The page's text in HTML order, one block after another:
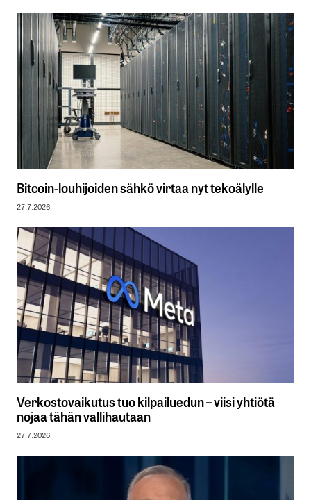
Bitcoin-louhijoiden sähkö virtaa nyt tekoälylle
27.7.2026
Verkostovaikutus tuo kilpailuedun – viisi yhtiötä
nojaa tähän vallihautaan
27.7.2026